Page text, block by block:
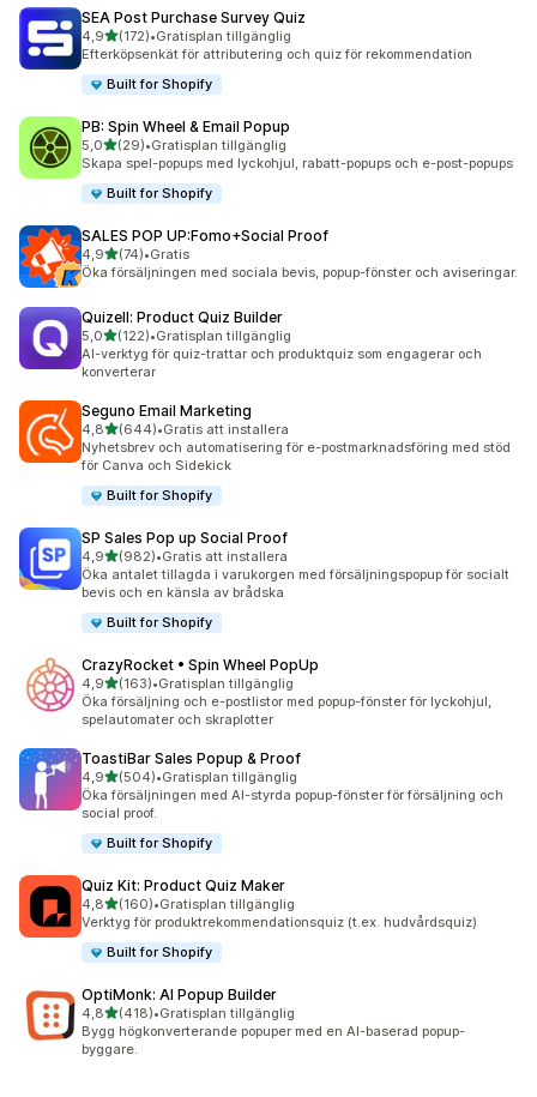
SEA Post Purchase Survey Quiz
4,9av 5 stjärnor
(172)
172 recensioner totalt
•Gratisplan tillgänglig
Efterköpsenkät för attributering och quiz för rekommendation
Built for Shopify
PB: Spin Wheel & Email Popup
5,0av 5 stjärnor
(29)
29 recensioner totalt
•Gratisplan tillgänglig
Skapa spel-popups med lyckohjul, rabatt-popups och e-post-popups
Built for Shopify
SALES POP UP:Fomo+Social Proof
4,9av 5 stjärnor
(74)
74 recensioner totalt
•Gratis
Öka försäljningen med sociala bevis, popup-fönster och aviseringar.
Quizell: Product Quiz Builder
5,0av 5 stjärnor
(122)
122 recensioner totalt
•Gratisplan tillgänglig
AI-verktyg för quiz-trattar och produktquiz som engagerar och
konverterar
Seguno Email Marketing
4,8av 5 stjärnor
(644)
644 recensioner totalt
•Gratis att installera
Nyhetsbrev och automatisering för e-postmarknadsföring med stöd
för Canva och Sidekick
Built for Shopify
SP Sales Pop up Social Proof
4,9av 5 stjärnor
(982)
982 recensioner totalt
•Gratis att installera
Öka antalet tillagda i varukorgen med försäljningspopup för socialt
bevis och en känsla av brådska
Built for Shopify
CrazyRocket • Spin Wheel PopUp
4,9av 5 stjärnor
(163)
163 recensioner totalt
•Gratisplan tillgänglig
Öka försäljning och e-postlistor med popup-fönster för lyckohjul,
spelautomater och skraplotter
ToastiBar Sales Popup & Proof
4,9av 5 stjärnor
(504)
504 recensioner totalt
•Gratisplan tillgänglig
Öka försäljningen med AI-styrda popup-fönster för försäljning och
social proof.
Built for Shopify
Quiz Kit: Product Quiz Maker
4,8av 5 stjärnor
(160)
160 recensioner totalt
•Gratisplan tillgänglig
Verktyg för produktrekommendationsquiz (t.ex. hudvårdsquiz)
Built for Shopify
OptiMonk: AI Popup Builder
4,8av 5 stjärnor
(418)
418 recensioner totalt
•Gratisplan tillgänglig
Bygg högkonverterande popuper med en AI-baserad popup-
byggare.